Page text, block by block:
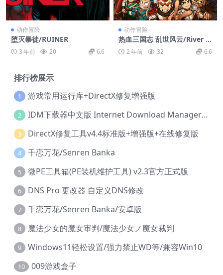
动作冒险
堕灭暴徒/RUINER
3 年前 20 6.6
动作冒险
热血三国志 乱世风云/River Ci
ty Saga: Three Kingdoms N
ext2 年前 32 6.6
排行榜展示
1 游戏常用运行库+DirectX修复增强版
2 IDM下载器中文版 Internet Download Manager v6.42.36 IDM
3 DirectX修复工具v4.4标准版+增强版+在线修复版
4 千恋万花/Senren Banka
5 微PE工具箱(PE装机维护工具) v2.3官方正式版
6 DNS Pro 更改器 自定义DNS修改
7 千恋万花/Senren Banka/安卓版
8 魔法少女的魔女审判/魔法少女ノ魔女裁判
9 Windows11轻松设置/强力禁止WD等/兼容Win10
10 009游戏盒子